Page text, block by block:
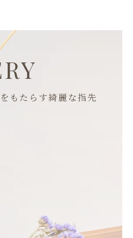
もたらす綺麗な指先